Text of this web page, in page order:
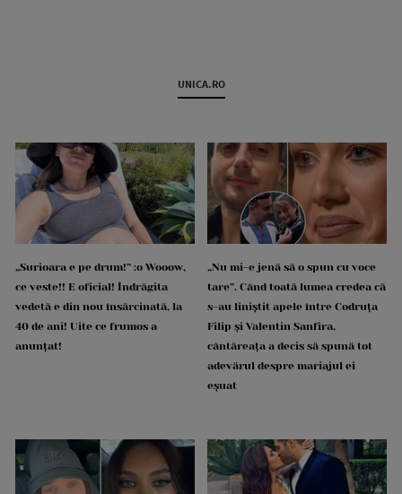
UNICA.RO
„Surioara e pe drum!” :o Wooow,
ce veste!! E oficial! Îndrăgita
vedetă e din nou însărcinată, la
40 de ani! Uite ce frumos a
anunțat!
„Nu mi-e jenă să o spun cu voce
tare”. Când toată lumea credea că
s-au liniștit apele între Codruța
Filip și Valentin Sanfira,
cântăreața a decis să spună tot
adevărul despre mariajul ei
eșuat